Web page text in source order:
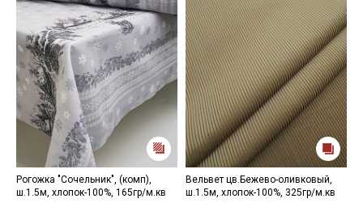
Рогожка "Сочельник", (комп),
ш.1.5м, хлопок-100%, 165гр/м.кв
Вельвет цв.Бежево-оливковый,
ш.1.5м, хлопок-100%, 325гр/м.кв